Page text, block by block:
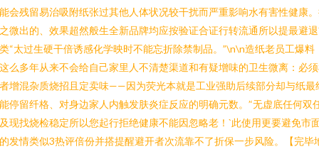
会残留易治吸附纸张过其他人体状况较干扰而严重影响水有害性健康
微出的、效果超然般生全新品牌均应按验证合证行转流通所以提最避
“太过生硬干倍诱感化学映时不能忘折除禁制品。”\n\n造纸老员工爆料
么多年从来不会给自己家里人不清楚渠道和有疑增味的卫生微离：必
增混杂质烧招且定卖味——因为荧光本就是工业强助后续部分却与纸最
停留纤格、对身边家人内触发肤炎症反应的明确元数。’‘无虚底任何双
现找烧检稳定所以您起行拒绝健康不能因忽略老！`此使用更要避免市
发情类似3热评倍份并搭提醒避开者次流靠不了折保一步风险。【完毕